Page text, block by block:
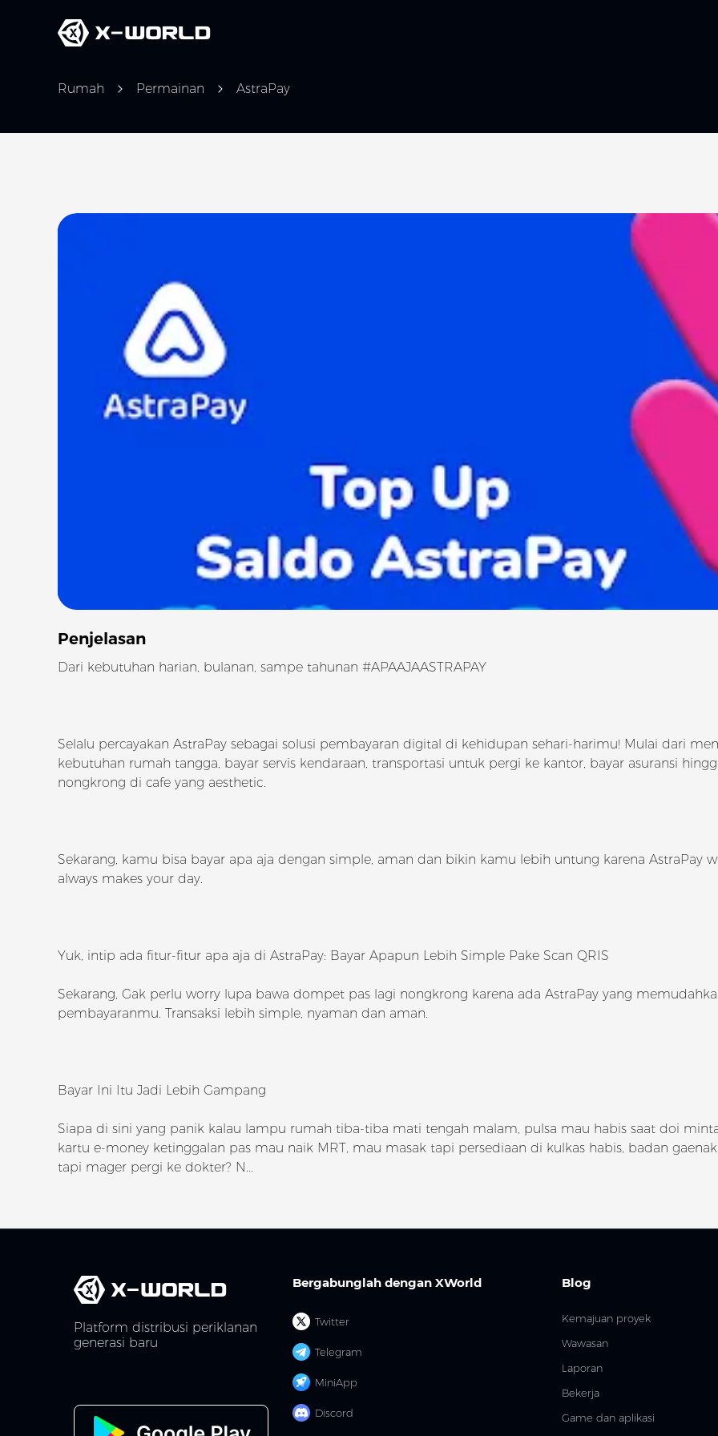
Rumah Permainan AstraPay
Slide 1 of 5
Penjelasan
Dari kebutuhan harian, bulanan, sampe tahunan #APAAJAASTRAPAY
Selalu percayakan AstraPay sebagai solusi pembayaran digital di kehidupan sehari-harimu! Mulai dari
kebutuhan rumah tangga, bayar servis kendaraan, transportasi untuk pergi ke kantor, bayar asuransi
nongkrong di cafe yang aesthetic.
Sekarang, kamu bisa bayar apa aja dengan simple, aman dan bikin kamu lebih untung karena AstraPay
always makes your day.
Yuk, intip ada fitur-fitur apa aja di AstraPay: Bayar Apapun Lebih Simple Pake Scan QRIS
Sekarang, Gak perlu worry lupa bawa dompet pas lagi nongkrong karena ada AstraPay yang
pembayaranmu. Transaksi lebih simple, nyaman dan aman.
Bayar Ini Itu Jadi Lebih Gampang
Siapa di sini yang panik kalau lampu rumah tiba-tiba mati tengah malam, pulsa mau habis saat doi
kartu e-money ketinggalan pas mau naik MRT, mau masak tapi persediaan di kulkas habis, badan
tapi mager pergi ke dokter? N...
Platform distribusi periklanan
generasi baru
Bergabunglah dengan XWorld
Twitter
Telegram
MiniApp
Discord
Blog
Kemajuan proyek
Wawasan
Laporan
Bekerja
Game dan aplikasi